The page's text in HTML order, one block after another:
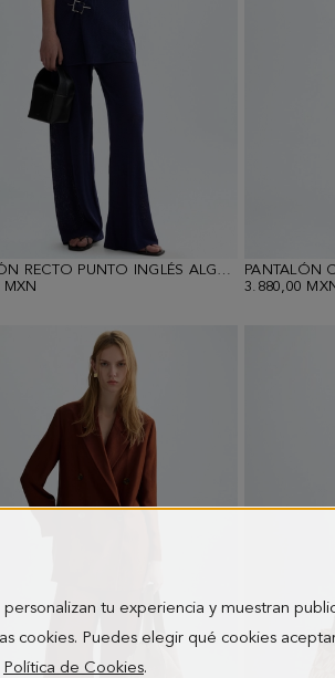
tu experiencia y muestran
cookies. Puedes elegir qué cookies
Política de Cookies.
PANTALÓN RECTO PUNTO INGLÉS ALGODÓN
PANTALÓN
3.880,00